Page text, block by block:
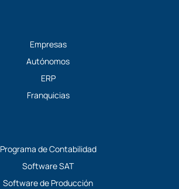
d
i
n
t
t
e
Empresas
Autónomos
ERP
Franquicias
Programa de Contabilidad
Software SAT
Software de Producción